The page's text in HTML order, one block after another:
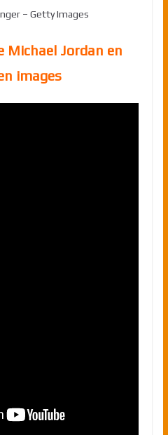
– Getty Images
Michael Jordan en
images